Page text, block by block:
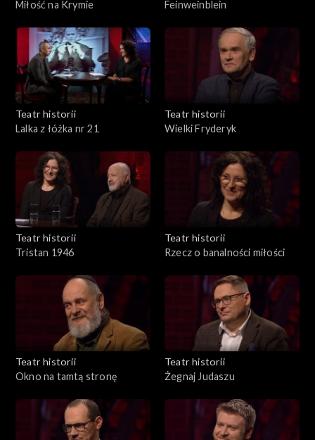
Miłość na Krymie Feinweinblein
Teatr historii
Lalka z łóżka nr 21
Teatr historii
Wielki Fryderyk
Teatr historii
Tristan 1946
Teatr historii
Rzecz o banalności miłości
Teatr historii
Okno na tamtą stronę
Teatr historii
Żegnaj Judaszu